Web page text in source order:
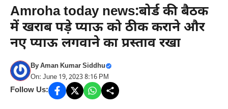
Amroha today news:बोर्ड की बैठक
में खराब पड़े प्याऊ को ठीक कराने और
नए प्याऊ लगवाने का प्रस्ताव रखा
ByAman Kumar Siddhu
On: June 19, 2023 8:16 PM
Follow Us: